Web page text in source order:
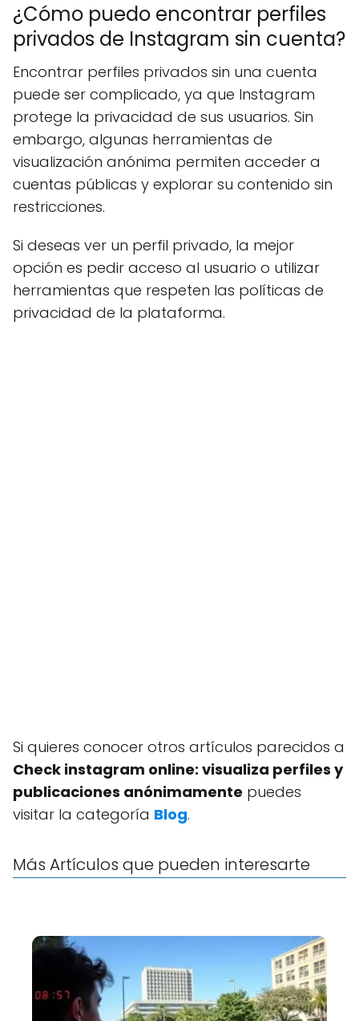
¿Cómo puedo encontrar perfiles
privados de Instagram sin cuenta?
Encontrar perfiles privados sin una cuenta
puede ser complicado, ya que Instagram
protege la privacidad de sus usuarios. Sin
embargo, algunas herramientas de
visualización anónima permiten acceder a
cuentas públicas y explorar su contenido sin
restricciones.
Si deseas ver un perfil privado, la mejor
opción es pedir acceso al usuario o utilizar
herramientas que respeten las políticas de
privacidad de la plataforma.
Si quieres conocer otros artículos parecidos a
Check instagram online: visualiza perfiles y
publicaciones anónimamente puedes
visitar la categoría Blog.
Más Artículos que pueden interesarte